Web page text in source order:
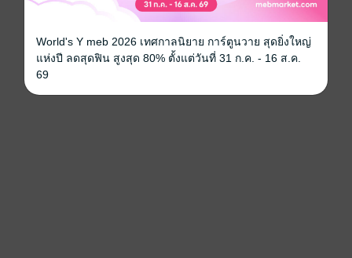
World's Y meb 2026 เทศกาลนิยาย การ์ตูนวาย สุดยิ่งใหญ่
แห่งปี ลดสุดฟิน สูงสุด 80% ตั้งแต่วันที่ 31 ก.ค. - 16 ส.ค.
69